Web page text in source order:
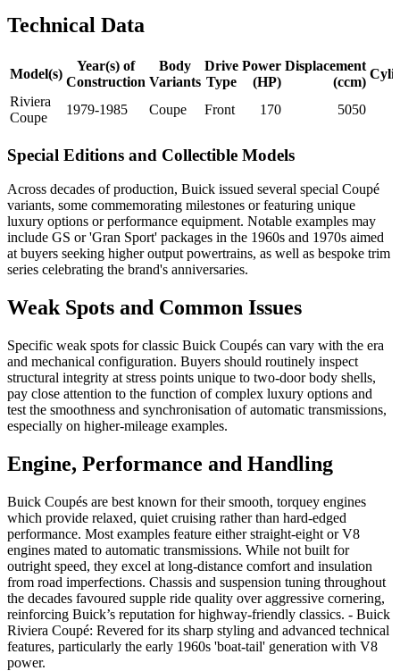
Technical Data
Model(s)
Year(s) of
Construction
Body
Variants
Drive
Type
Power
(HP)
Displacement
(ccm)
Riviera
Coupe
1979-1985 Coupe Front 170 5050
Special Editions and Collectible Models
Across decades of production, Buick issued several special Coupé
variants, some commemorating milestones or featuring unique
luxury options or performance equipment. Notable examples may
include GS or 'Gran Sport' packages in the 1960s and 1970s aimed
at buyers seeking higher output powertrains, as well as bespoke trim
series celebrating the brand's anniversaries.
Weak Spots and Common Issues
Specific weak spots for classic Buick Coupés can vary with the era
and mechanical configuration. Buyers should routinely inspect
structural integrity at stress points unique to two-door body shells,
pay close attention to the function of complex luxury options and
test the smoothness and synchronisation of automatic transmissions,
especially on higher-mileage examples.
Engine, Performance and Handling
Buick Coupés are best known for their smooth, torquey engines
which provide relaxed, quiet cruising rather than hard-edged
performance. Most examples feature either straight-eight or V8
engines mated to automatic transmissions. While not built for
outright speed, they excel at long-distance comfort and insulation
from road imperfections. Chassis and suspension tuning throughout
the decades favoured supple ride quality over aggressive cornering,
reinforcing Buick’s reputation for highway-friendly classics. - Buick
Riviera Coupé: Revered for its sharp styling and advanced technical
features, particularly the early 1960s 'boat-tail' generation with V8
power.